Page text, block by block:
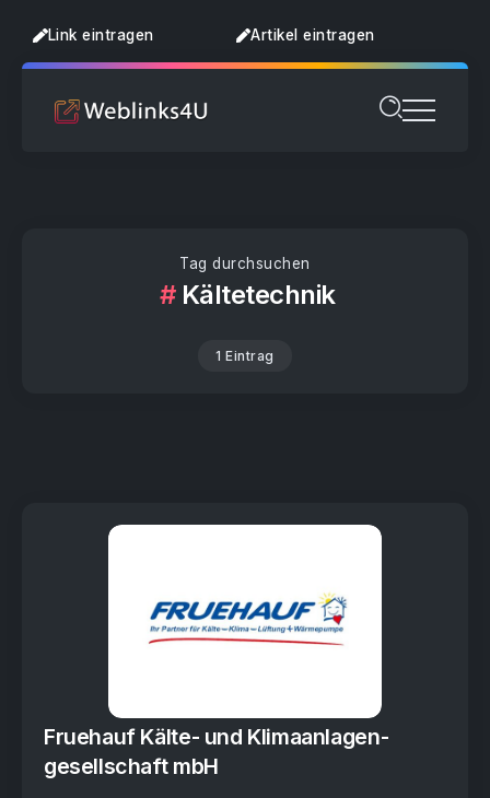
Link eintragen Artikel eintragen
Tag durchsuchen
Kältetechnik
1 Eintrag
Fruehauf Kälte- und Klimaanlagen­
gesell­schaft mbH